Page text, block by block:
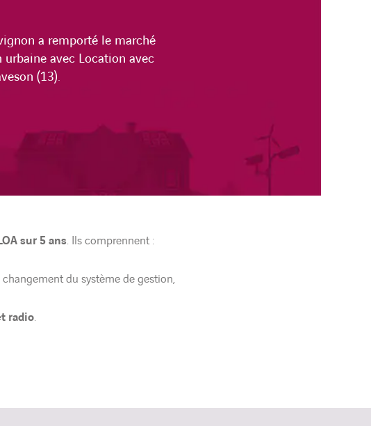
a remporté le marché
urbaine avec Location avec
(13).
sur 5 ans. Ils comprennent :
du système de gestion,
radio.